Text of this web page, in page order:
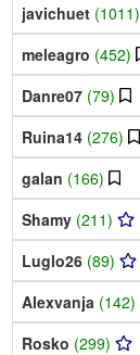
javichuet (1011)
meleagro (452)
Danre07 (79)
Ruina14 (276)
galan (166)
Shamy (211)
Luglo26 (89)
Alexvanja (142)
Rosko (299)